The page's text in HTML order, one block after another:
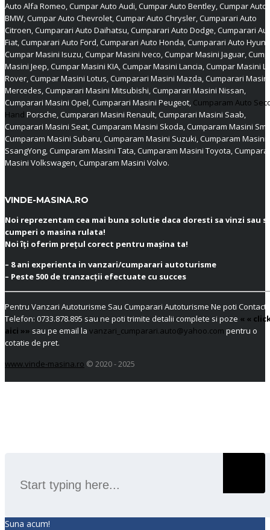
Auto Alfa Romeo, Cumpar Auto Audi, Cumpar Auto Bentley, Cumpar Auto
BMW, Cumpar Auto Chevrolet, Cumpar Auto Chrysler, Cumparari Auto
Citroen, Cumparari Auto Daihatsu, Cumparari Auto Dodge, Cumparari
Fiat, Cumparari Auto Ford, Cumparari Auto Honda, Cumparari Auto
Cumpar Masini Isuzu, Cumpar Masini Iveco, Cumpar Masini Jaguar,
Masini Jeep, Cumpar Masini KIA, Cumpar Masini Lancia, Cumpar Masini
Rover, Cumpar Masini Lotus, Cumparari Masini Mazda, Cumparari Masini
Mercedes, Cumparari Masini Mitsubishi, Cumparari Masini Nissan,
Cumparari Masini Opel, Cumparari Masini Peugeot, Cumparam Auto
Hand Porsche, Cumparari Masini Renault, Cumparari Masini Saab,
Cumparari Masini Seat, Cumparam Masini Skoda, Cumparam Masini
Cumparam Masini Subaru, Cumparam Masini Suzuki, Cumparam Masini
SsangYong, Cumparam Masini Tata, Cumparam Masini Toyota,
Masini Volkswagen, Cumparam Masini Volvo.
VINDE-MASINA.RO
Noi reprezentam cea mai buna solutie daca doresti sa vinzi sau
cumperi o masina rulata!
Noi îți oferim prețul corect pentru mașina ta!
– 8 ani experienta in vanzari/cumparari autoturisme
– Peste 500 de tranzacții efectuate cu succes
Pentru Vanzari Autoturisme Sau Cumparari Autoturisme Ne poti
Telefon: 0733.878.895 sau ne poti trimite detalii complete si poze « «
aici »» sau pe email la vanzari_cumparari.auto@yahoo.com pentru o
cotatie de pret.
www.vinde-masina.ro © 2020 - 2025
Suna acum!